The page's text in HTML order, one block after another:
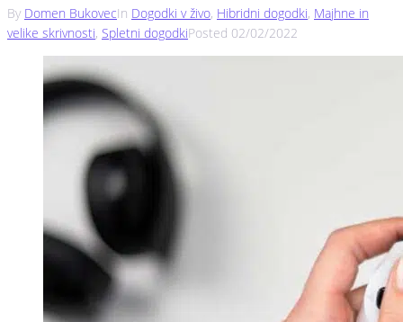
By Domen BukovecIn Dogodki v živo, Hibridni dogodki, Majhne in
velike skrivnosti, Spletni dogodkiPosted 02/02/2022